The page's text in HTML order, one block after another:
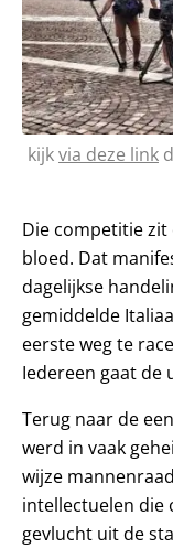
kijkvia deze link
Die competitie
bloed. Dat
dagelijkse
gemiddelde
eerste weg te
Iedereen gaat de
Terug naar de
werd in vaak
wijze
intellectuelen die
gevlucht uit de